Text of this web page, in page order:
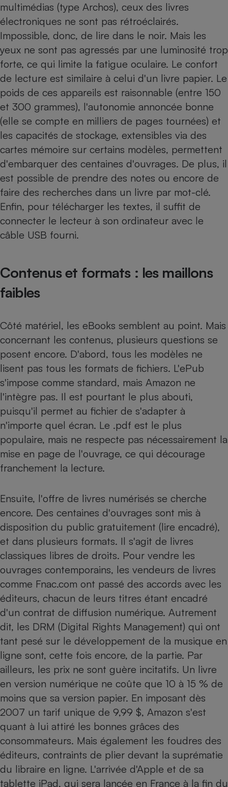
multimédias (type Archos), ceux des livres
électroniques ne sont pas rétroéclairés.
Impossible, donc, de lire dans le noir. Mais les
yeux ne sont pas agressés par une luminosité trop
forte, ce qui limite la fatigue oculaire. Le confort
de lecture est similaire à celui d'un livre papier. Le
poids de ces appareils est raisonnable (entre 150
et 300 grammes), l'autonomie annoncée bonne
(elle se compte en milliers de pages tournées) et
les capacités de stockage, extensibles via des
cartes mémoire sur certains modèles, permettent
d'embarquer des centaines d'ouvrages. De plus, il
est possible de prendre des notes ou encore de
faire des recherches dans un livre par mot-clé.
Enfin, pour télécharger les textes, il suffit de
connecter le lecteur à son ordinateur avec le
câble USB fourni.
Contenus et formats : les maillons
faibles
Côté matériel, les eBooks semblent au point. Mais
concernant les contenus, plusieurs questions se
posent encore. D'abord, tous les modèles ne
lisent pas tous les formats de fichiers. L'ePub
s'impose comme standard, mais Amazon ne
l'intègre pas. Il est pourtant le plus abouti,
puisqu'il permet au fichier de s'adapter à
n'importe quel écran. Le .pdf est le plus
populaire, mais ne respecte pas nécessairement la
mise en page de l'ouvrage, ce qui décourage
franchement la lecture.
Ensuite, l'offre de livres numérisés se cherche
encore. Des centaines d'ouvrages sont mis à
disposition du public gratuitement (lire encadré),
et dans plusieurs formats. Il s'agit de livres
classiques libres de droits. Pour vendre les
ouvrages contemporains, les vendeurs de livres
comme Fnac.com ont passé des accords avec les
éditeurs, chacun de leurs titres étant encadré
d'un contrat de diffusion numérique. Autrement
dit, les DRM (Digital Rights Management) qui ont
tant pesé sur le développement de la musique en
ligne sont, cette fois encore, de la partie. Par
ailleurs, les prix ne sont guère incitatifs. Un livre
en version numérique ne coûte que 10 à 15 % de
moins que sa version papier. En imposant dès
2007 un tarif unique de 9,99 $, Amazon s'est
quant à lui attiré les bonnes grâces des
consommateurs. Mais également les foudres des
éditeurs, contraints de plier devant la suprématie
du libraire en ligne. L'arrivée d'Apple et de sa
tablette iPad, qui sera lancée en France à la fin du
Climatiseur -
Ventilateur
Cafetière à expressos
Robot ménager